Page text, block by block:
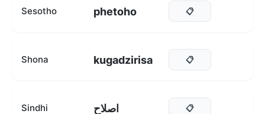
Sesotho phetoho 📋
Shona kugadzirisa 📋
Sindhi اصلاح 📋